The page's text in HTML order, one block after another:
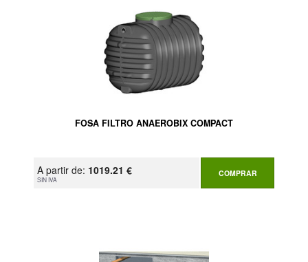
FOSA FILTRO ANAEROBIX COMPACT
A partir de: 1019.21 €
SIN IVA
COMPRAR